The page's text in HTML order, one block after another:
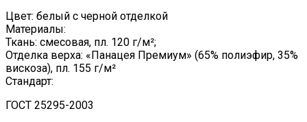
Цвет: белый с черной отделкой
Материалы:
Ткань: смесовая, пл. 120 г/м²;
Отделка верха: «Панацея Премиум» (65% полиэфир, 35%
вискоза), пл. 155 г/м²
Стандарт:
ГОСТ 25295-2003